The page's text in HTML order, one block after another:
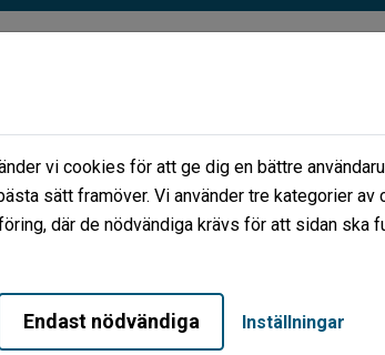
LEDIGA LOKALER BLI HYRESGÄST
vi cookies för att ge dig en bättre
sätt framöver. Vi använder tre kategorier av
där de nödvändiga krävs för att sidan ska
Endast nödvändiga Inställningar